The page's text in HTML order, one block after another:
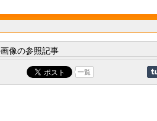
像の参照記事
一覧